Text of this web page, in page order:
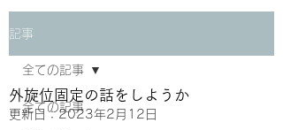
記事
全ての記事
全ての記事
外旋位固定の話をしようか
更新日：2023年2月12日